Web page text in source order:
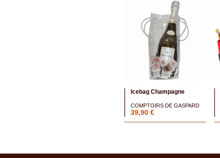
Icebag Champagne
COMPTOIRS DE GASPARD
39,90 €